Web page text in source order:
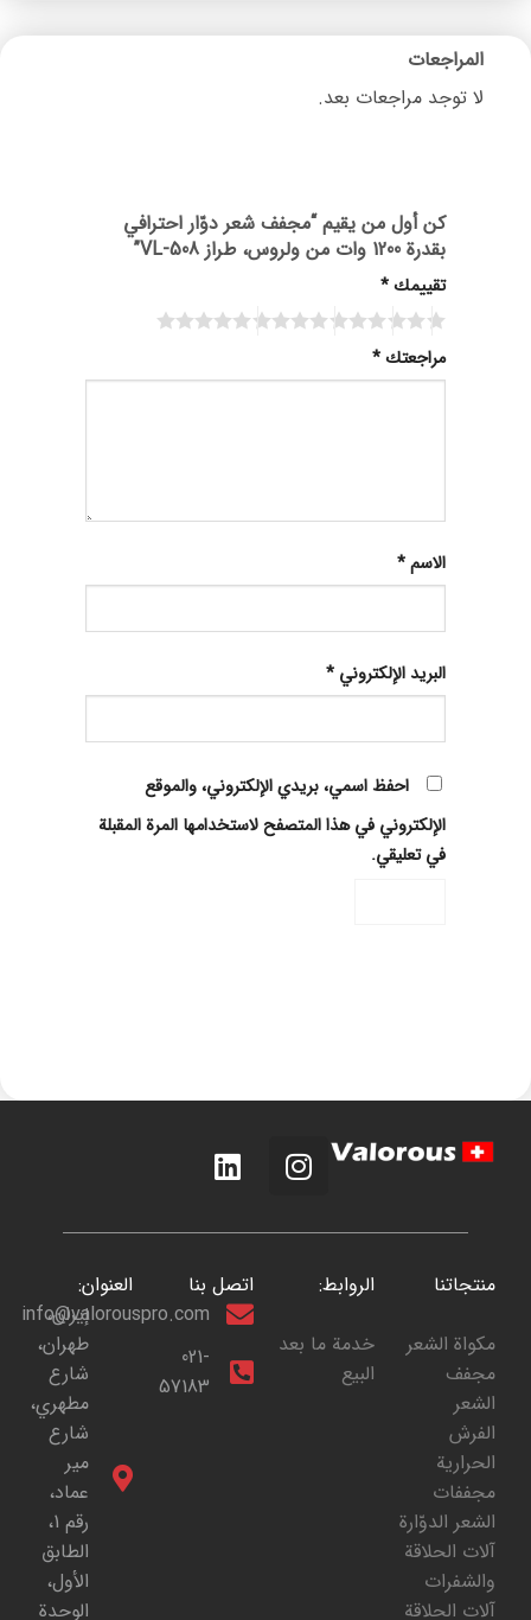
المراجعات
لا توجد مراجعات بعد.
كن أول من يقيم “مجفف شعر دوّار احترافي
بقدرة ‎1200‎ وات من ولروس، طراز VL-508”
تقييمك*
مراجعتك*
الاسم*
البريد الإلكتروني *
احفظ اسمي، بريدي الإلكتروني، والموقع
الإلكتروني في هذا المتصفح لاستخدامها المرة المقبلة
في تعليقي.
منتجاتنا
مكواة الشعر
مجفف
الشعر
الفرش
الحرارية
مجففات
الشعر الدوّارة
آلات الحلاقة
والشفرات
آلات الحلاقة
الروابط:
خدمة ما بعد
البيع
اتصل بنا
info@valorouspro.com
021-
57183
العنوان:
إيران،
طهران،
شارع
مطهري،
شارع
مير
عماد،
رقم 1،
الطابق
الأول،
الوحدة